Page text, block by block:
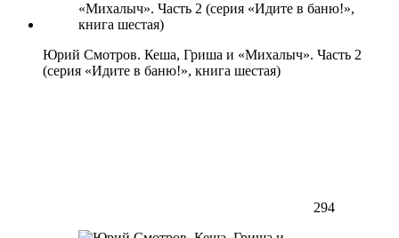
Юрий Смотров. Кеша, Гриша и «Михалыч». Часть 2
(серия «Идите в баню!», книга шестая)
294